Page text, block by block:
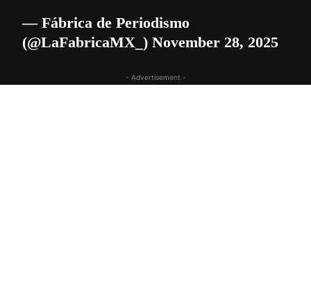
— Fábrica de Periodismo
(@LaFabricaMX_)November 28, 2025
- Advertisement -